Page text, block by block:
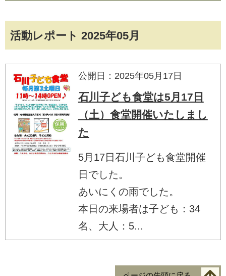
活動レポート 2025年05月
公開日：2025年05月17日
石川子ども食堂は5月17日
（土）食堂開催いたしまし
た
5月17日石川子ども食堂開催
日でした。
あいにくの雨でした。
本日の来場者は子ども：34
名、大人：5...